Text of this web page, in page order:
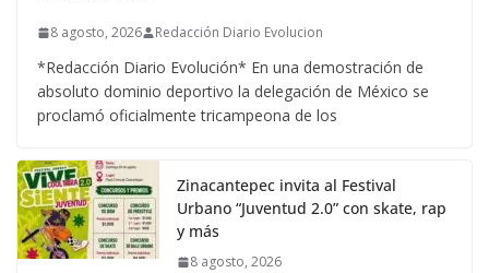
8 agosto, 2026 Redacción Diario Evolucion
*Redacción Diario Evolución* En una demostración de
absoluto dominio deportivo la delegación de México se
proclamó oficialmente tricampeona de los
Zinacantepec invita al Festival
Urbano “Juventud 2.0” con skate, rap
y más
8 agosto, 2026